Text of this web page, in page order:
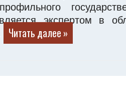
экспертом в
Читать далее »